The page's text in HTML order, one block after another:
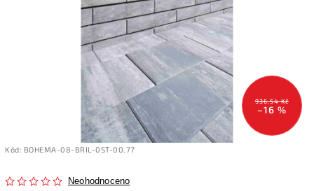
936,54 Kč
–16 %
Kód: BOHEMA-08-BRIL-0ST-00.77
Neohodnoceno